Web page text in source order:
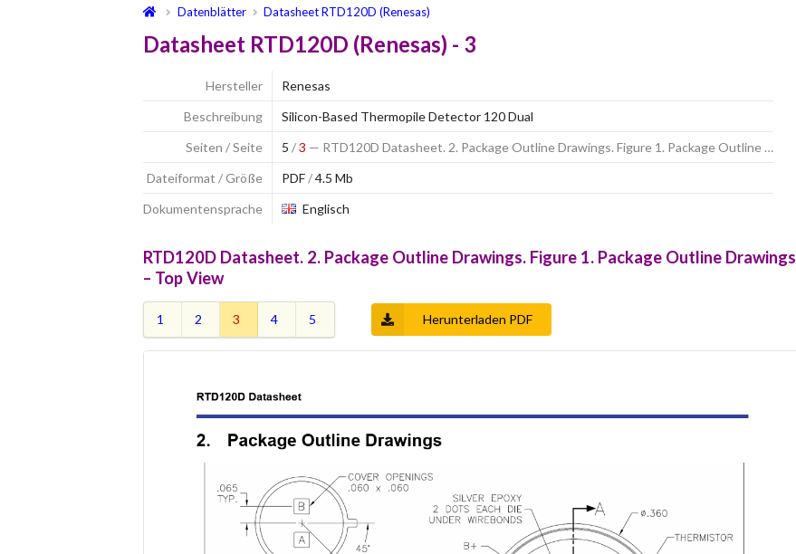
Datenblätter Datasheet RTD120D (Renesas)
Datasheet RTD120D (Renesas) - 3
Hersteller
Renesas
Beschreibung
Silicon-Based Thermopile Detector 120 Dual
Seiten / Seite
5 /3 — RTD120D Datasheet. 2. Package Outline Drawings. Figure 1. Package Outline …
Dateiformat / Größe
PDF/4.5 Mb
Dokumentensprache
Englisch
RTD120D Datasheet. 2. Package Outline Drawings. Figure 1. Package Outline Drawings
– Top View
1 2 3 4 5 Herunterladen PDF